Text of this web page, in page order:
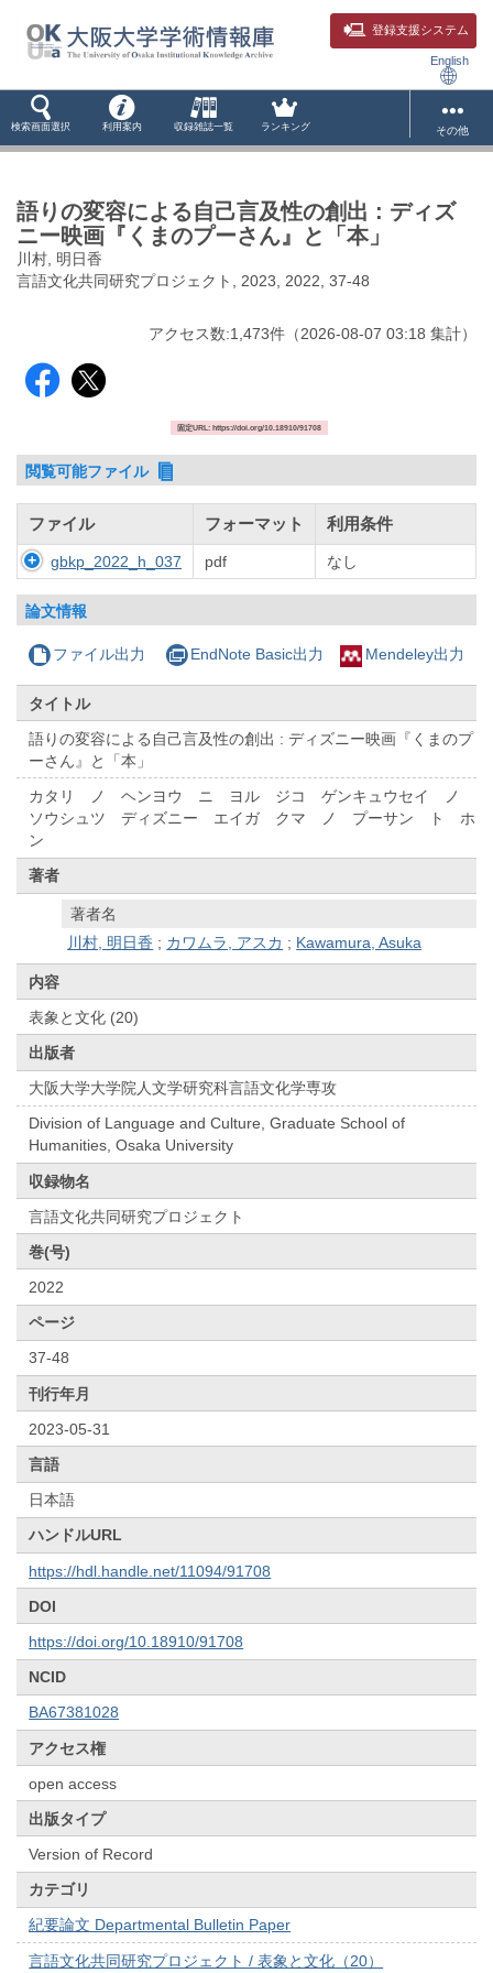
登録支援システム
English
検索画面選択 利用案内 収録雑誌一覧 ランキング その他
語りの変容による自己言及性の創出 : ディズ
ニー映画『くまのプーさん』と「本」
川村, 明日香
言語文化共同研究プロジェクト, 2023, 2022, 37-48
アクセス数:1,473件 （2026-08-07 03:18 集計）
固定URL: https://doi.org/10.18910/91708
閲覧可能ファイル
ファイル フォーマット 利用条件
gbkp_2022_h_037 pdf なし
論文情報
ファイル出力 EndNote Basic出力 Mendeley出力
タイトル
語りの変容による自己言及性の創出 : ディズニー映画『くまのプ
ーさん』と「本」
カタリ ノ ヘンヨウ ニ ヨル ジコ ゲンキュウセイ ノ
ソウシュツ ディズニー エイガ クマ ノ プーサン ト ホ
ン
著者
著者名
川村, 明日香 ; カワムラ, アスカ ; Kawamura, Asuka
内容
表象と文化 (20)
出版者
大阪大学大学院人文学研究科言語文化学専攻
Division of Language and Culture, Graduate School of
Humanities, Osaka University
収録物名
言語文化共同研究プロジェクト
巻(号)
2022
ページ
37-48
刊行年月
2023-05-31
言語
日本語
ハンドルURL
https://hdl.handle.net/11094/91708
DOI
https://doi.org/10.18910/91708
NCID
BA67381028
アクセス権
open access
出版タイプ
Version of Record
カテゴリ
紀要論文 Departmental Bulletin Paper
言語文化共同研究プロジェクト / 表象と文化（20）